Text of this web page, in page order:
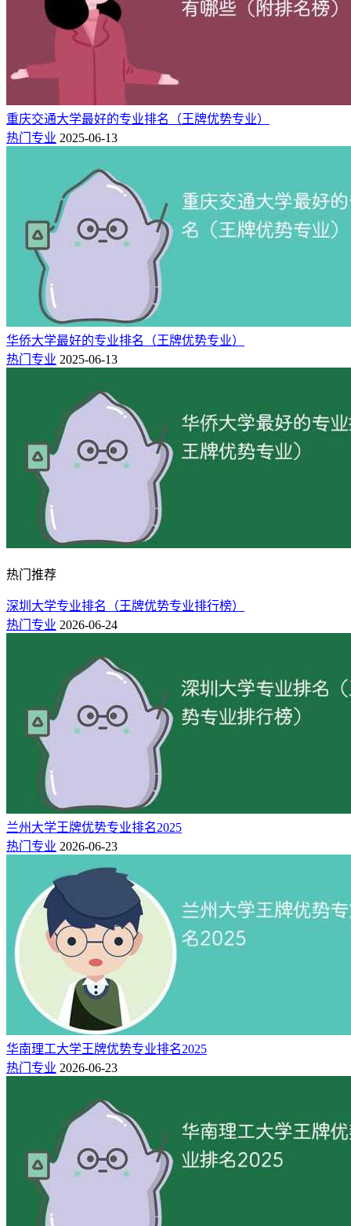
四：北京语言大学简介
北京语言大学是中华人民共和国教育部直属重点大学，是新中
国创办的唯一以“语言”命名、以传播中国语言文化为主要使命
的国际型大学，素有“小联合国”之称。建校至今，已经发展成
为一所以国际中文教育为特色，以语言教育和研究为优势，多
学科协调发展的世界知名大学。
建了多学科彼此关联、互为支撑的学科体系。作为国际中文教
育学科的开创者、奠基者和引领者，诞生了中国第一个面向外
国留学生的汉语言本科专业，第一批本科层次、研究生层次的
对外汉语专业，第一个对外汉语教学方向的语言学及应用语言
学博士点，第一个专门培养国际中文教育师资的教师教育学
院。近年来，学校坚持“突出特色，强化优势，以点带面，全
面提升”的发展思路，着力加强学科内涵建设，持续引领国际
中文教育的创新发展，发挥语言学学科优势推动相关学科的交
叉融合，学校综合实力呈快速发展趋势。目前学科涵盖文学、
理学、工学、经济学、管理学、法学、教育学、历史学、艺术
学九个学科门类，拥有一级学科博士学位授权点2个，博士后
权点9个，其中语言学及应用语言学学科为国家重点学科，另
有北京市一级重点学科1个，北京市二级重点学科10个，中国
语言文学与国别区域学2个学科入选“北京高校高精尖学科”。
相关推荐：
北京语言大学全国排名第几名（2025-2022最新）
北京语言大学专业设置有哪些（专业目录一览表）
北京语言大学录取分数线在各省2024年是多少「最低411分」
重庆交通大学最好的专业排名（王牌优势专业）
热门专业 2025-06-13
华侨大学最好的专业排名（王牌优势专业）
热门专业 2025-06-13
热门推荐
深圳大学专业排名（王牌优势专业排行榜）
热门专业 2026-06-24
兰州大学王牌优势专业排名2025
热门专业 2026-06-23
华南理工大学王牌优势专业排名2025
热门专业 2026-06-23